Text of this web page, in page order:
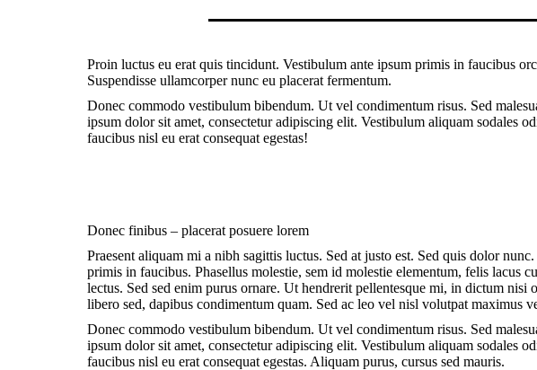
Proin luctus eu erat quis tincidunt. Vestibulum ante ipsum primis in faucibus
Suspendisse ullamcorper nunc eu placerat fermentum.
Donec commodo vestibulum bibendum. Ut vel condimentum risus. Sed
ipsum dolor sit amet, consectetur adipiscing elit. Vestibulum aliquam sodales
faucibus nisl eu erat consequat egestas!
Donec finibus – placerat posuere lorem
Praesent aliquam mi a nibh sagittis luctus. Sed at justo est. Sed quis dolor
primis in faucibus. Phasellus molestie, sem id molestie elementum, felis lacus
lectus. Sed sed enim purus ornare. Ut hendrerit pellentesque mi, in dictum nisi
libero sed, dapibus condimentum quam. Sed ac leo vel nisl volutpat maximus
Donec commodo vestibulum bibendum. Ut vel condimentum risus. Sed
ipsum dolor sit amet, consectetur adipiscing elit. Vestibulum aliquam sodales
faucibus nisl eu erat consequat egestas. Aliquam purus, cursus sed mauris.